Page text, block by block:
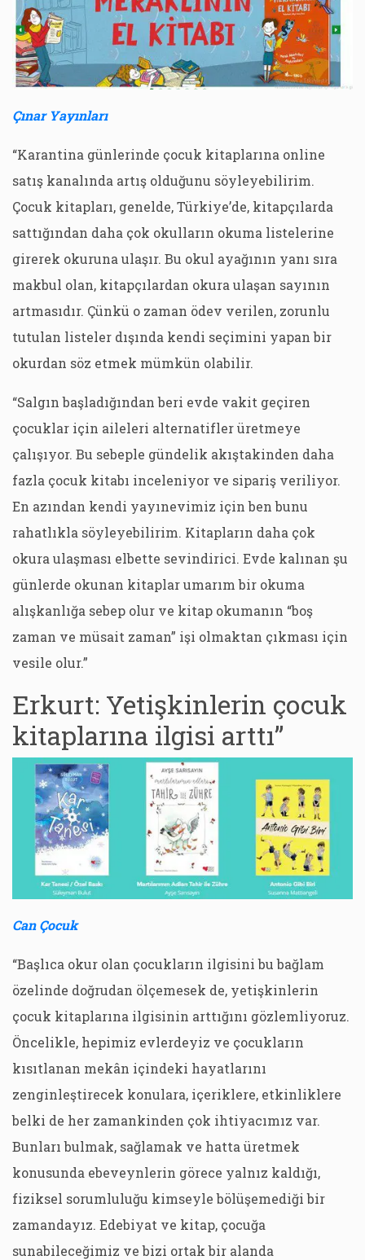
Çınar Yayınları
“Karantina günlerinde çocuk kitaplarına online
satış kanalında artış olduğunu söyleyebilirim.
Çocuk kitapları, genelde, Türkiye’de, kitapçılarda
sattığından daha çok okulların okuma listelerine
girerek okuruna ulaşır. Bu okul ayağının yanı sıra
makbul olan, kitapçılardan okura ulaşan sayının
artmasıdır. Çünkü o zaman ödev verilen, zorunlu
tutulan listeler dışında kendi seçimini yapan bir
okurdan söz etmek mümkün olabilir.
“Salgın başladığından beri evde vakit geçiren
çocuklar için aileleri alternatifler üretmeye
çalışıyor. Bu sebeple gündelik akıştakinden daha
fazla çocuk kitabı inceleniyor ve sipariş veriliyor.
En azından kendi yayınevimiz için ben bunu
rahatlıkla söyleyebilirim. Kitapların daha çok
okura ulaşması elbette sevindirici. Evde kalınan şu
günlerde okunan kitaplar umarım bir okuma
alışkanlığa sebep olur ve kitap okumanın “boş
zaman ve müsait zaman” işi olmaktan çıkması için
vesile olur.”
Erkurt: Yetişkinlerin çocuk
kitaplarına ilgisi arttı”
Can Çocuk
“Başlıca okur olan çocukların ilgisini bu bağlam
özelinde doğrudan ölçemesek de, yetişkinlerin
çocuk kitaplarına ilgisinin arttığını gözlemliyoruz.
Öncelikle, hepimiz evlerdeyiz ve çocukların
kısıtlanan mekân içindeki hayatlarını
zenginleştirecek konulara, içeriklere, etkinliklere
belki de her zamankinden çok ihtiyacımız var.
Bunları bulmak, sağlamak ve hatta üretmek
konusunda ebeveynlerin görece yalnız kaldığı,
fiziksel sorumluluğu kimseyle bölüşemediği bir
zamandayız. Edebiyat ve kitap, çocuğa
sunabileceğimiz ve bizi ortak bir alanda